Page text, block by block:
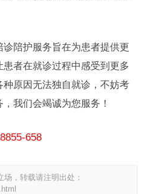
陪护服务旨在为患者提供更
者在就诊过程中感受到更多
原因无法独自就诊，不妨考
我们会竭诚为您服务！
658
，转载请注明出处：